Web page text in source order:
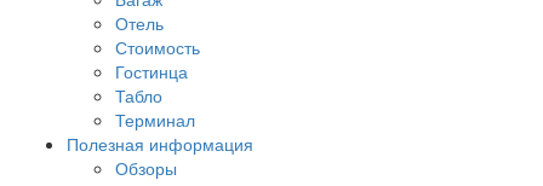
Отель
Стоимость
Гостинца
Табло
Терминал
Полезная информация
Обзоры